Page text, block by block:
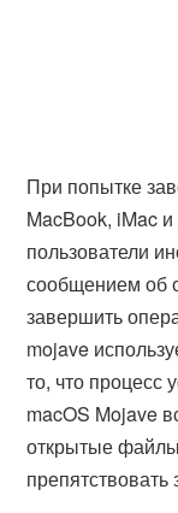
При попытке
MacBook, iMac
пользователи
сообщением об
завершить
mojave
то, что процесс
macOS Mojave
открытые